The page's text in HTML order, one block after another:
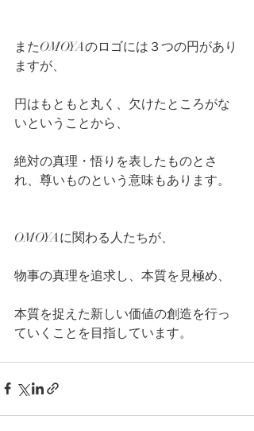
またOMOYAのロゴには３つの円があり
ますが、
円はもともと丸く、欠けたところがな
いということから、
絶対の真理・悟りを表したものとさ
れ、尊いものという意味もあります。
OMOYAに関わる人たちが、
物事の真理を追求し、本質を見極め、
本質を捉えた新しい価値の創造を行っ
ていくことを目指しています。